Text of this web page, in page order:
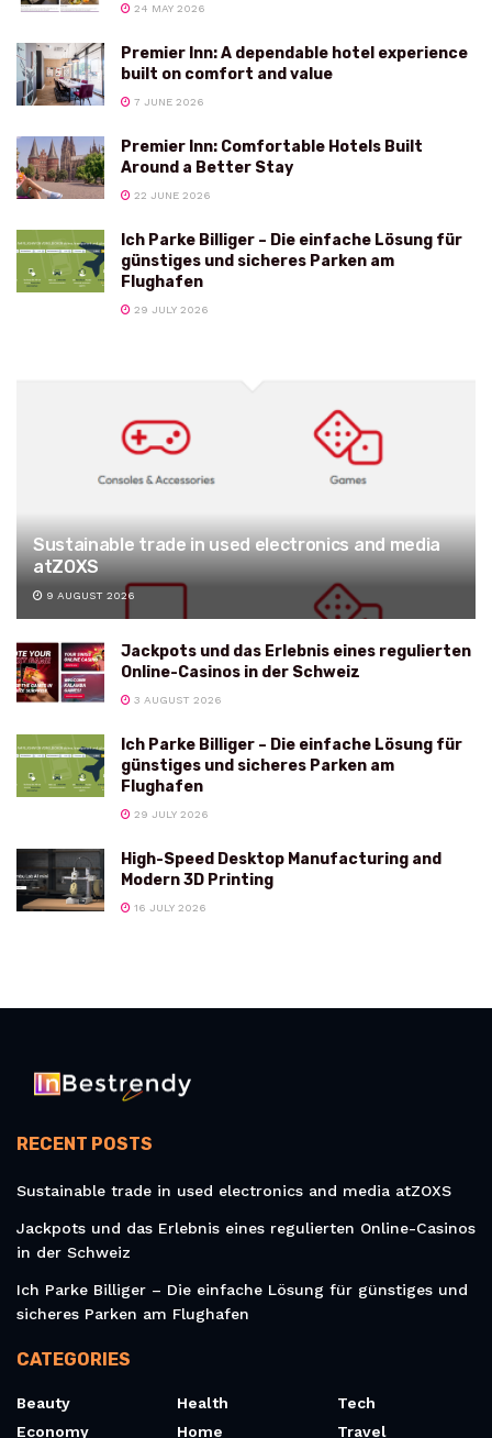
24 MAY 2026
Premier Inn: A dependable hotel experience
built on comfort and value
7 JUNE 2026
Premier Inn: Comfortable Hotels Built
Around a Better Stay
22 JUNE 2026
Ich Parke Billiger – Die einfache Lösung für
günstiges und sicheres Parken am
Flughafen
29 JULY 2026
Sustainable trade in used electronics and media
atZOXS
9 AUGUST 2026
Jackpots und das Erlebnis eines regulierten
Online-Casinos in der Schweiz
3 AUGUST 2026
Ich Parke Billiger – Die einfache Lösung für
günstiges und sicheres Parken am
Flughafen
29 JULY 2026
High-Speed Desktop Manufacturing and
Modern 3D Printing
16 JULY 2026
RECENT POSTS
Sustainable trade in used electronics and media atZOXS
Jackpots und das Erlebnis eines regulierten Online-Casinos
in der Schweiz
Ich Parke Billiger – Die einfache Lösung für günstiges und
sicheres Parken am Flughafen
CATEGORIES
Beauty
Economy
Health
Home
Tech
Travel